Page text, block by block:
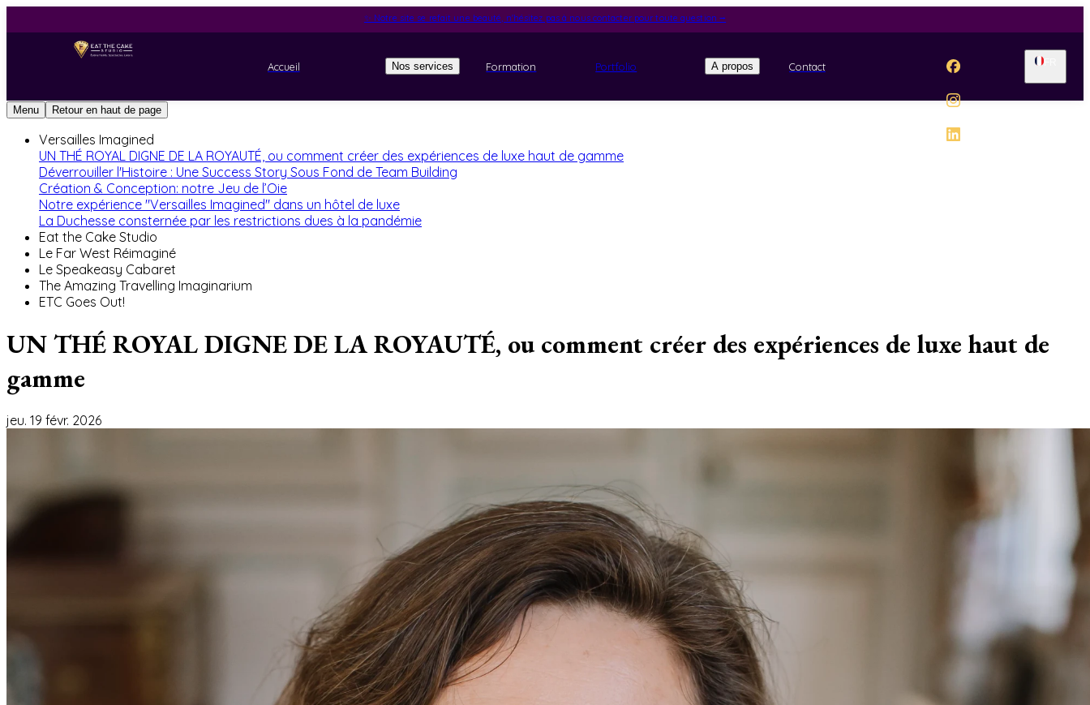
✨ Notre site se refait une beauté, n'hésitez pas à nous contacter pour toute question ⭢
Accueil Formation A propos Contact
Nos services Portfolio
Menu Retour en haut de page
Versailles Imagined
UN THÉ ROYAL DIGNE DE LA ROYAUTÉ, ou comment créer des expériences de luxe haut de gamme
Déverrouiller l'Histoire : Une Success Story Sous Fond de Team Building
Création & Conception: notre Jeu de l’Oie
Notre expérience "Versailles Imagined"​ dans un hôtel de luxe
La Duchesse consternée par les restrictions dues à la pandémie
Eat the Cake Studio
Le Far West Réimaginé
Le Speakeasy Cabaret
The Amazing Travelling Imaginarium
ETC Goes Out!
UN THÉ ROYAL DIGNE DE LA ROYAUTÉ, ou comment créer des expériences de luxe haut de
gamme
jeu. 19 févr. 2026